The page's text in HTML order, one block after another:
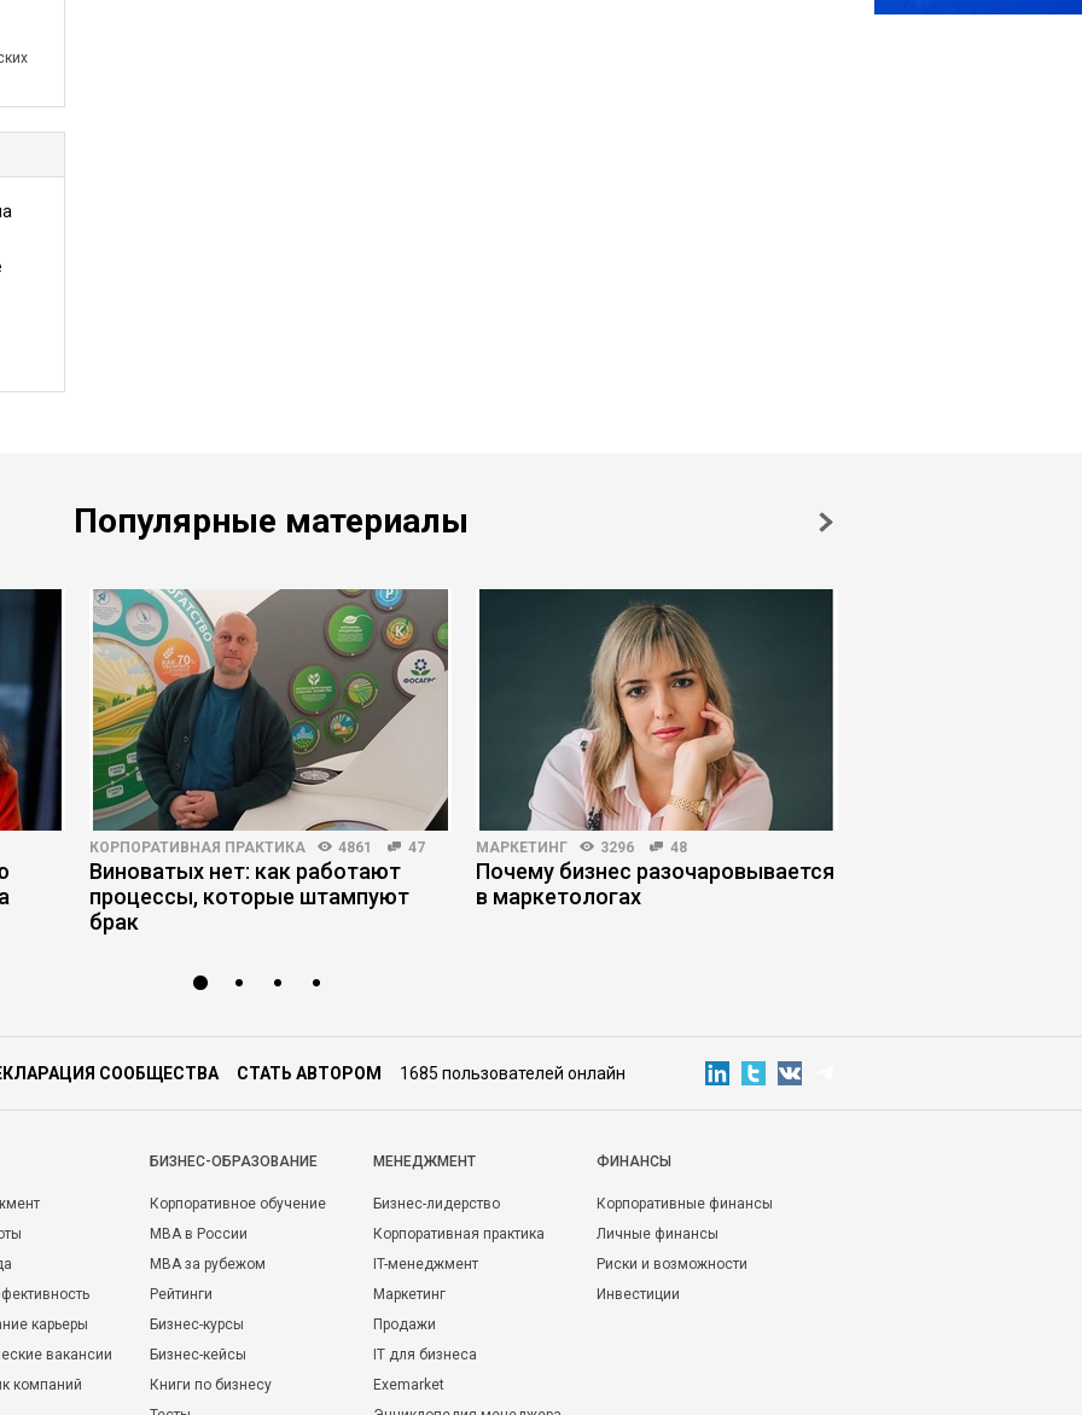
Популярные материалы
КОРПОРАТИВНАЯ ПРАКТИКА 4861 47
Виноватых нет: как работают
процессы, которые штампуют
брак
МАРКЕТИНГ 3296 48
Почему бизнес разочаровывается
в маркетологах
СООБЩЕСТВА СТАТЬ АВТОРОМ 1685 пользователей онлайн
карьеры
вакансии
компаний
БИЗНЕС-ОБРАЗОВАНИЕ
Корпоративное обучение
MBA в России
MBA за рубежом
Рейтинги
Бизнес-курсы
Бизнес-кейсы
Книги по бизнесу
МЕНЕДЖМЕНТ
Бизнес-лидерство
Корпоративная практика
IT-менеджмент
Маркетинг
Продажи
IT для бизнеса
Exemarket
ФИНАНСЫ
Корпоративные финансы
Личные финансы
Риски и возможности
Инвестиции